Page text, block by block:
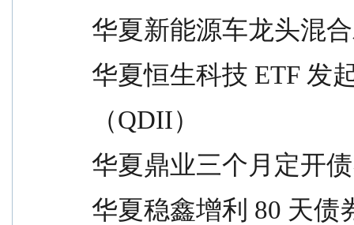
华夏新能源车龙头混合
华夏恒生科技 ETF 发
（QDII）
华夏鼎业三个月定开债
华夏稳鑫增利 80 天债